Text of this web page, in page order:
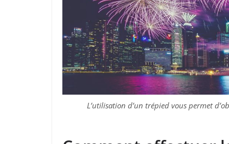
L’utilisation d’un trépied vous permet